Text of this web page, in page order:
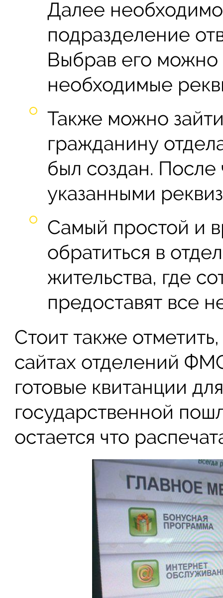
Далее
подразделение
Выбрав его можно
необходимые
Также можно
гражданину
был создан. После
указанными
Самый простой и
обратиться в
жительства, где
предоставят все
Стоит также
сайтах отделений
готовые квитанции
государственной
остается что